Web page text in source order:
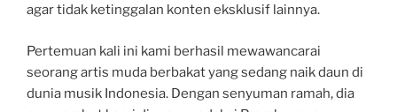
agar tidak ketinggalan konten eksklusif lainnya.
Pertemuan kali ini kami berhasil mewawancarai
seorang artis muda berbakat yang sedang naik daun di
dunia musik Indonesia. Dengan senyuman ramah, dia